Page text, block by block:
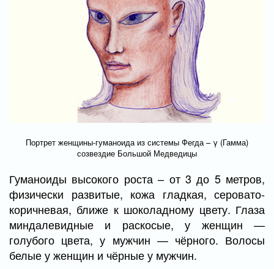
Портрет женщины-гуманоида из системы Фегда – γ (Гамма)
созвездие Большой Медведицы
Гуманоиды высокого роста – от 3 до 5 метров,
физически развитые, кожа гладкая, серовато-
коричневая, ближе к шоколадному цвету. Глаза
миндалевидные и раскосые, у женщин —
голубого цвета, у мужчин — чёрного. Волосы
белые у женщин и чёрные у мужчин.